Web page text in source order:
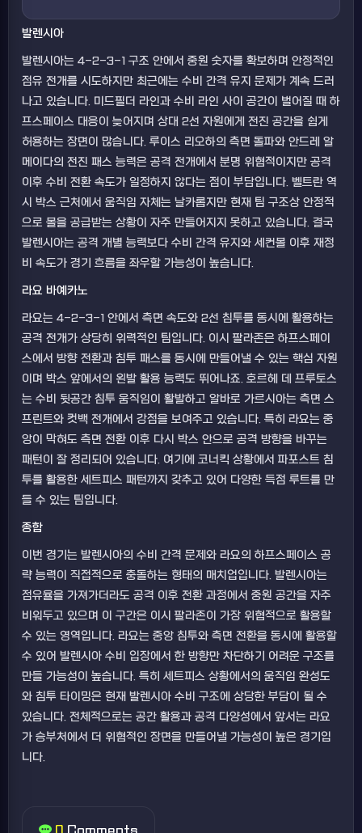
발렌시아
발렌시아는 4-2-3-1 구조 안에서 중원 숫자를 확보하며 안정적인
점유 전개를 시도하지만 최근에는 수비 간격 유지 문제가 계속 드러
나고 있습니다. 미드필더 라인과 수비 라인 사이 공간이 벌어질 때 하
프스페이스 대응이 늦어지며 상대 2선 자원에게 전진 공간을 쉽게
허용하는 장면이 많습니다. 루이스 리오하의 측면 돌파와 안드레 알
메이다의 전진 패스 능력은 공격 전개에서 분명 위협적이지만 공격
이후 수비 전환 속도가 일정하지 않다는 점이 부담입니다. 벨트란 역
시 박스 근처에서 움직임 자체는 날카롭지만 현재 팀 구조상 안정적
으로 볼을 공급받는 상황이 자주 만들어지지 못하고 있습니다. 결국
발렌시아는 공격 개별 능력보다 수비 간격 유지와 세컨볼 이후 재정
비 속도가 경기 흐름을 좌우할 가능성이 높습니다.
라요 바예카노
라요는 4-2-3-1 안에서 측면 속도와 2선 침투를 동시에 활용하는
공격 전개가 상당히 위력적인 팀입니다. 이시 팔라존은 하프스페이
스에서 방향 전환과 침투 패스를 동시에 만들어낼 수 있는 핵심 자원
이며 박스 앞에서의 왼발 활용 능력도 뛰어나죠. 호르헤 데 프루토스
는 수비 뒷공간 침투 움직임이 활발하고 알바로 가르시아는 측면 스
프린트와 컷백 전개에서 강점을 보여주고 있습니다. 특히 라요는 중
앙이 막혀도 측면 전환 이후 다시 박스 안으로 공격 방향을 바꾸는
패턴이 잘 정리되어 있습니다. 여기에 코너킥 상황에서 파포스트 침
투를 활용한 세트피스 패턴까지 갖추고 있어 다양한 득점 루트를 만
들 수 있는 팀입니다.
종합
이번 경기는 발렌시아의 수비 간격 문제와 라요의 하프스페이스 공
략 능력이 직접적으로 충돌하는 형태의 매치업입니다. 발렌시아는
점유율을 가져가더라도 공격 이후 전환 과정에서 중원 공간을 자주
비워두고 있으며 이 구간은 이시 팔라존이 가장 위협적으로 활용할
수 있는 영역입니다. 라요는 중앙 침투와 측면 전환을 동시에 활용할
수 있어 발렌시아 수비 입장에서 한 방향만 차단하기 어려운 구조를
만들 가능성이 높습니다. 특히 세트피스 상황에서의 움직임 완성도
와 침투 타이밍은 현재 발렌시아 수비 구조에 상당한 부담이 될 수
있습니다. 전체적으로는 공간 활용과 공격 다양성에서 앞서는 라요
가 승부처에서 더 위협적인 장면을 만들어낼 가능성이 높은 경기입
니다.